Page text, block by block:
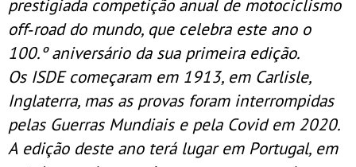
prestigiada competição anual de motociclismo
off‑road do mundo, que celebra este ano o
100.º aniversário da sua primeira edição.
Os ISDE começaram em 1913, em Carlisle,
Inglaterra, mas as provas foram interrompidas
pelas Guerras Mundiais e pela Covid em 2020.
A edição deste ano terá lugar em Portugal, em